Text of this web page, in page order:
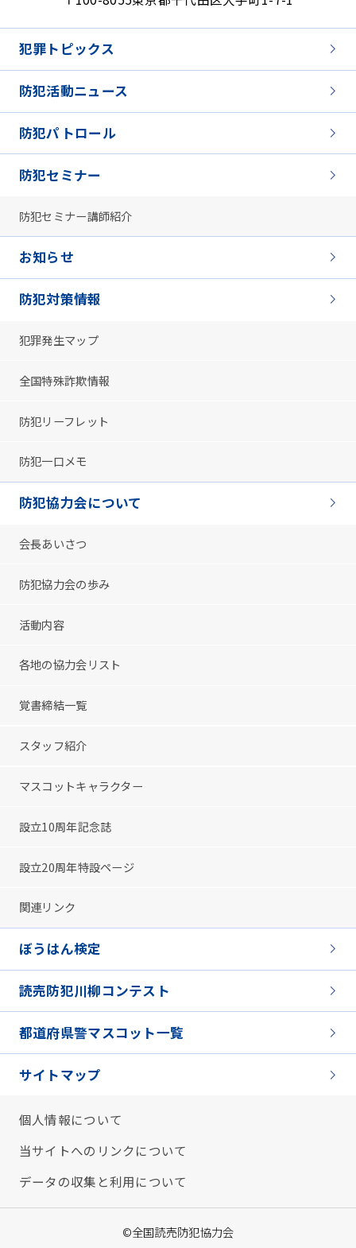
犯罪トピックス
防犯活動ニュース
防犯パトロール
防犯セミナー
防犯セミナー講師紹介
お知らせ
防犯対策情報
犯罪発生マップ
全国特殊詐欺情報
防犯リーフレット
防犯一口メモ
防犯協力会について
会長あいさつ
防犯協力会の歩み
活動内容
各地の協力会リスト
覚書締結一覧
スタッフ紹介
マスコットキャラクター
設立10周年記念誌
設立20周年特設ページ
関連リンク
ぼうはん検定
読売防犯川柳コンテスト
都道府県警マスコット一覧
サイトマップ
個人情報について
当サイトへのリンクについて
データの収集と利用について
©全国読売防犯協力会